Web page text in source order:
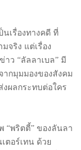
นเรื่องทางคดี ที่
จริง แต่เรื่อง
ว “ลัลลาเบล” มี
กมุมมองของสังคม
ผลกระทบต่อใคร
“พริตตี้” ของลันลา
ตอร์เทน ด้วย